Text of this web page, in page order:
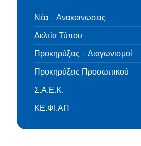
Νέα – Ανακοινώσεις
Δελτία Τύπου
Προκηρύξεις – Διαγωνισμοί
Προκηρύξεις Προσωπικού
Σ.Α.Ε.Κ.
ΚΕ.ΦΙ.ΑΠ